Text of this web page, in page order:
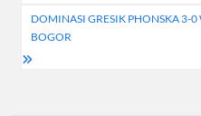
DOMINASI GRESIK PHONSKA 3-
BOGOR